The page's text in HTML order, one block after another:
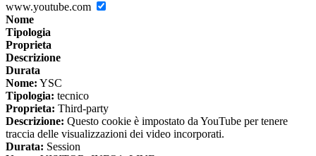
www.youtube.com
Nome
Tipologia
Proprieta
Descrizione
Durata
Nome: YSC
Tipologia: tecnico
Proprieta: Third-party
Descrizione: Questo cookie è impostato da YouTube per tenere
traccia delle visualizzazioni dei video incorporati.
Durata: Session